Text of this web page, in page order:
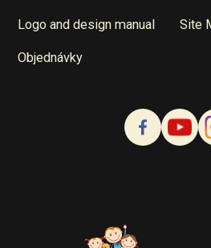
Logo and design manual Site
Objednávky